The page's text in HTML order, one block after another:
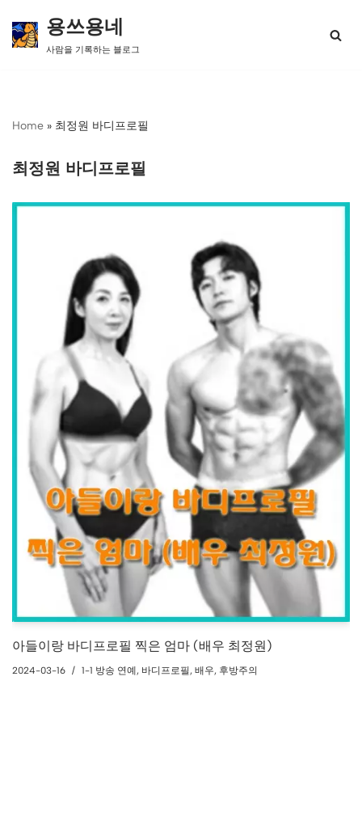
콘
너
용쓰용네
사람을 기록하는 블로그
Home » 최정원 바디프로필
최정원 바디프로필
아들이랑 바디프로필 찍은 엄마 (배우 최정원)
2024-03-16 1-1 방송 연예, 바디프로필, 배우, 후방주의